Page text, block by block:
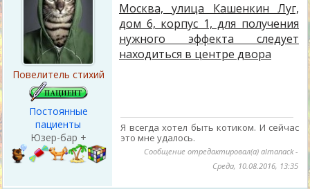
Повелитель стихий
Постоянные
пациенты
Юзер-бар +
Москва, улица Кашенкин Луг,
дом 6, корпус 1, для получения
нужного эффекта следует
находиться в центре двора
Я всегда хотел быть котиком. И сейчас
это мне удалось.
Сообщение отредактировал(а) almanack-
Среда, 10.08.2016, 13:35